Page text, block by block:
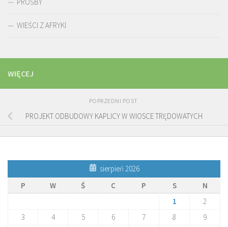
WIEŚCI Z AFRYKI
WIĘCEJ
POPRZEDNI POST
PROJEKT ODBUDOWY KAPLICY W WIOSCE TRĘDOWATYCH
sierpień 2026
P
W Ś C P S
N
1
2
3
4 5 6 7 8
9